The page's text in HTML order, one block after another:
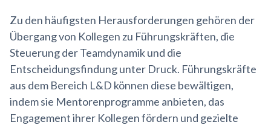
Zu den häufigsten Herausforderungen gehören der
Übergang von Kollegen zu Führungskräften, die
Steuerung der Teamdynamik und die
Entscheidungsfindung unter Druck. Führungskräfte
aus dem Bereich L&D können diese bewältigen,
indem sie Mentorenprogramme anbieten, das
Engagement ihrer Kollegen fördern und gezielte